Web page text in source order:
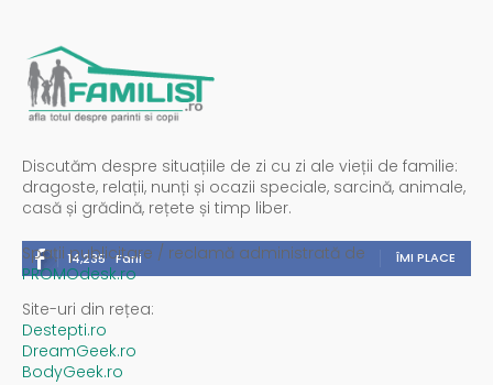
Discutăm despre situațiile de zi cu zi ale vieții de familie:
dragoste, relații, nunți și ocazii speciale, sarcină, animale,
casă și grădină, rețete și timp liber.
14,235 Fani ÎMI PLACE
Spații publicitare / reclamă administrată de
PROMOdesk.ro
Site-uri din rețea:
Destepti.ro
DreamGeek.ro
BodyGeek.ro